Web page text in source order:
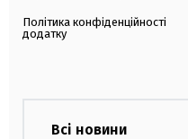
Політика конфіденційності
додатку
Всі новини